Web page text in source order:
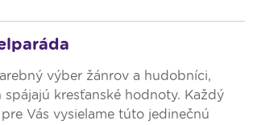
výber žánrov a hudobníci,
spájajú kresťanské hodnoty. Každý
Vás vysielame túto jedinečnú